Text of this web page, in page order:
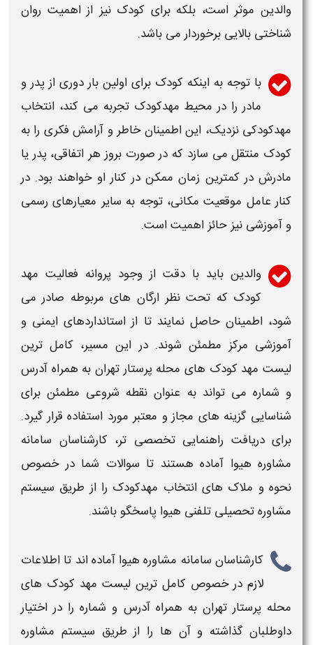
والدین موثر است، بلکه برای کودک نیز از اهمیت روان
شناختی بالایی برخوردار می باشد.
با توجه به اینکه کودک برای اولین بار دوری از پدر و
مادر را در محیط مهدکودکتجربه می کند، انتخاب
مهدکودکی نزدیک، این اطمینان خاطر و آرامش فکری را به
کودک منتقل می سازد که در صورت بروز هر اتفاقی، پدر یا
مادرش در کمترین زمان ممکن در کنار او خواهند بود. در
کنار عامل موقعیت مکانی، توجه به سایر معیارهای رسمی
و آموزشی نیز حائز اهمیت است.
والدین باید با دقت از وجود پروانه فعالیت مهد
کودک که تحت نظر ارگان های مربوطه صادر می
شود، اطمینان حاصل نمایند تا از استانداردهای ایمنی و
آموزشی مرکز مطمئن شوند. در این مسیر، کامل ترین
لیست مهد کودک های محله پرستار تهران به همراه آدرس
و شماره می تواند به عنوان نقطه شروعی مطمئن برای
شناسایی گزینه های مجاز و معتبر مورد استفاده قرار گیرد.
برای دریافت راهنمایی تخصصی تر، کارشناسان سامانه
مشاوره هیوا آماده هستند تا سوالات شما در خصوص
نحوه و ملاک های انتخاب مهدکودک را از طریق سیستم
مشاوره تحصیلی تلفنی هیوا پاسخگو باشند.
کارشناسان سامانه مشاوره هیوا آماده اند تا اطلاعات
لازم در خصوص کامل ترین لیست مهد کودک های
محله پرستار تهران به همراه آدرس و شماره​ را در اختیار
داوطلبان گذاشته و آن ها را از طریق سیستم مشاوره